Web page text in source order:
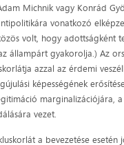
Michnik vagy Konrád
vonatkozó
volt, hogy adottságként
állampárt gyakorolja.) Az
azzal az érdemi
képességének
marginalizációjára,
vezet.
a bevezetése esetén